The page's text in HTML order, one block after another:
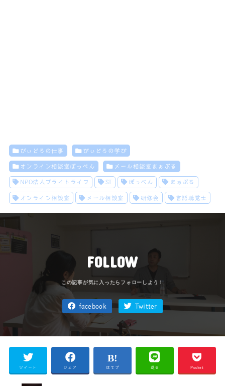
びぃどろの仕事 びぃどろの学び
オンライン相談室ぽっぺん メール相談室まぁぶる
NPO法人ブライトライフ ST ぽっぺん まぁぶる
オンライン相談室 メール相談室 研修会 言語聴覚士
FOLLOW
facebook Twitter
ツイート シェア はてブ 送る Pocket